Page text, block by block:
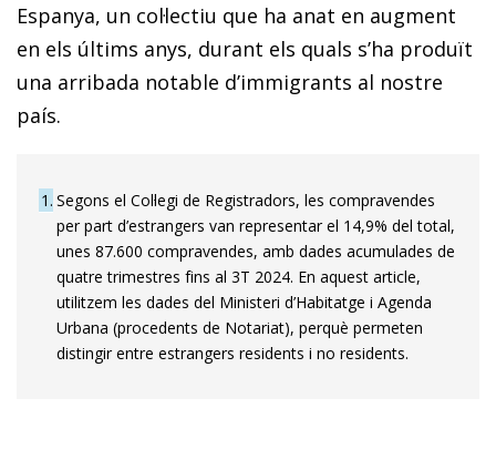
Espanya, un col·lectiu que ha anat en augment
en els últims anys, durant els quals s’ha produït
una arribada notable d’immigrants al nostre
país.
1 Segons el Col·legi de Registradors, les compravendes
per part d’estrangers van representar el 14,9% del total,
unes 87.600 compravendes, amb dades acumulades de
quatre trimestres fins al 3T 2024. En aquest article,
utilitzem les dades del Ministeri d’Habitatge i Agenda
Urbana (procedents de Notariat), perquè permeten
distingir entre estrangers residents i no residents.